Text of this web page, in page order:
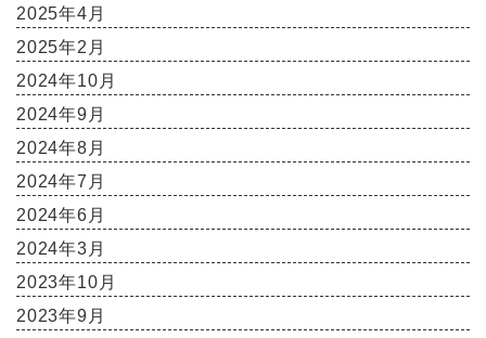
2025年4月
2025年2月
2024年10月
2024年9月
2024年8月
2024年7月
2024年6月
2024年3月
2023年10月
2023年9月